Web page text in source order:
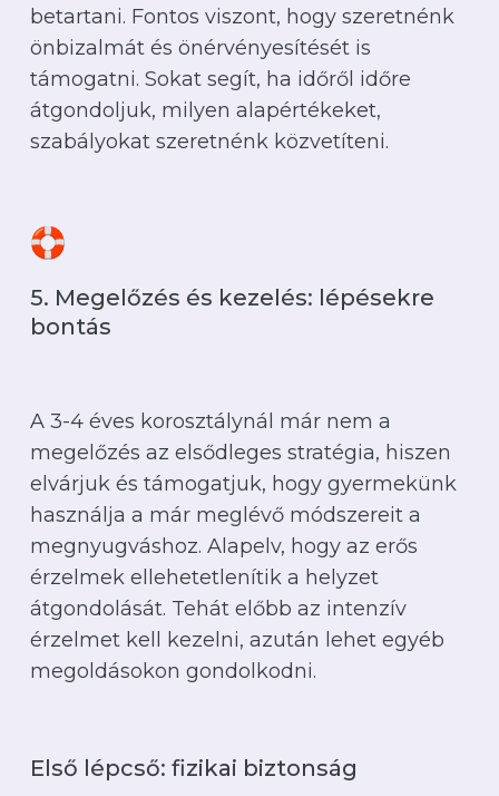
betartani. Fontos viszont, hogy szeretnénk
önbizalmát és önérvényesítését is
támogatni. Sokat segít, ha időről időre
átgondoljuk, milyen alapértékeket,
szabályokat szeretnénk közvetíteni.
5. Megelőzés és kezelés: lépésekre
bontás
A 3-4 éves korosztálynál már nem a
megelőzés az elsődleges stratégia, hiszen
elvárjuk és támogatjuk, hogy gyermekünk
használja a már meglévő módszereit a
megnyugváshoz. Alapelv, hogy az erős
érzelmek ellehetetlenítik a helyzet
átgondolását. Tehát előbb az intenzív
érzelmet kell kezelni, azután lehet egyéb
megoldásokon gondolkodni.
Első lépcső: fizikai biztonság